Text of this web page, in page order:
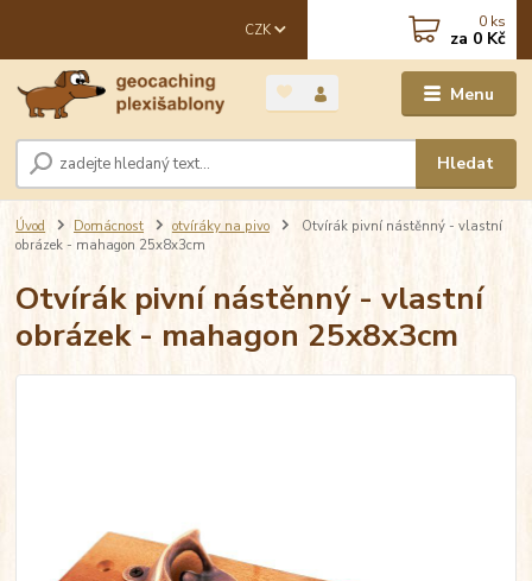
Menu
CZK
Hledat
0 ks
za 0 Kč
Úvod Domácnost otvíráky na pivo
Otvírák pivní nástěnný - vlastní
obrázek - mahagon 25x8x3cm
Otvírák pivní nástěnný - vlastní
obrázek - mahagon 25x8x3cm